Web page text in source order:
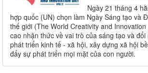
Ngày 21 tháng 4
hợp quốc (UN) chọn làm Ngày Sáng tạo và
thế giới (The World Creativity and
cao nhận thức về vai trò của sáng tạo và
phát triển kinh tế - xã hội, xây dựng xã hội
đẩy sự phát triển mọi mặt của con người.